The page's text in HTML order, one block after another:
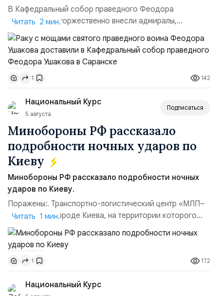
В Кафедральный собор праведного Феодора
Ушакова раку торжественно внесли адмиралы,
участвовавшие в канонизации святого праведного
воина Феодора Ушакова 25 лет назад:Адмирал
Владимир Прокофьевич Валуев, командующий
Балтийским флотом ВМФ России (2001–2006
гг.);Адмирал Владимир Петрович Комоедов,
командующий Черноморским флотом ВМФ России
(1998–2002 г...
Читать 2 мин.
1 142
Национальный Курс
5 августа
Подписаться
Минобороны РФ рассказало
подробности ночных ударов по
Киеву
Минобороны РФ рассказало подробности ночных
ударов по Киеву.
Поражены:. Транспортно-логистический центр «МЛП–
Чайка» в пригороде Киева, на территории которого
осуществлялось хранение, сборка а также запуск с
прилегающего полевого аэродром «Чайка»
дальнобойных БПЛА ВСУ; Складские помещения
«Транс-Логистик» в Оболонском районе г. Киев,
использовавшиеся для хранения военного
имущества ВСУ; Сортировочны...
Читать 1 мин.
1 172
Национальный Курс